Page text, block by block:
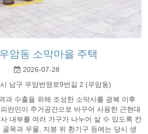
암동 소막마을 주택
2026-07-28
남구 우암번영로9번길 2 (우암동)
과 수출을 위해 조성한 소막사를 광복 이후
란민이 주거공간으로 바꾸어 사용한 근현대
내부를 여러 가구가 나누어 살 수 있도록 칸
목과 우물, 지붕 위 환기구 등에는 당시 생